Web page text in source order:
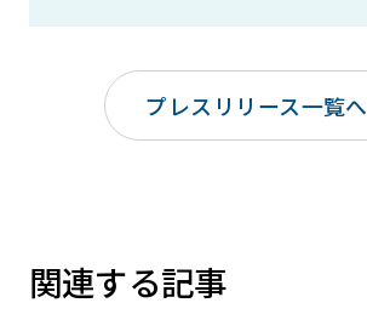
プレスリリース一覧へ
関連する記事